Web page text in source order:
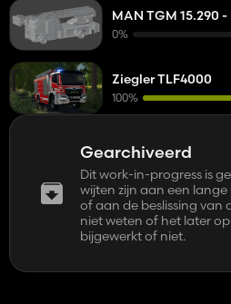
Gearchiveerd
Dit work-in-progress is
wijten zijn aan een
of aan de beslissing van
niet weten of het later
bijgewerkt of niet.
MAN TGM 15.290
0%
Ziegler TLF4000
100%